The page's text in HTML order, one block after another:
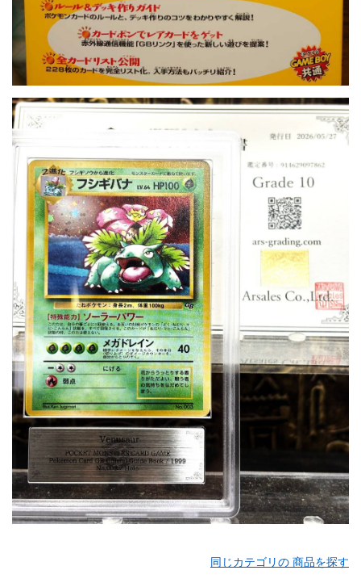
同じカテゴリの 商品を探す